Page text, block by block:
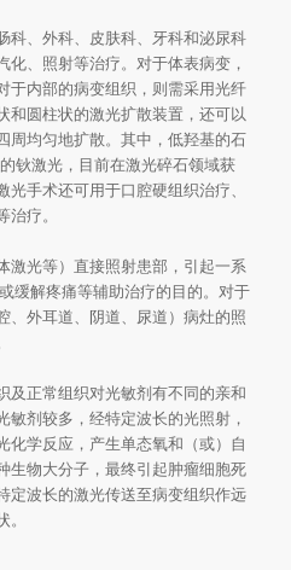
科、外科、皮肤科、牙科和泌尿科
、照射等治疗。对于体表病变，
于内部的病变组织，则需采用光纤
和圆柱状的激光扩散装置，还可以
周均匀地扩散。其中，低羟基的石
钬激光，目前在激光碎石领域获
手术还可用于口腔硬组织治疗、
疗。
激光等）直接照射患部，引起一系
缓解疼痛等辅助治疗的目的。对于
、外耳道、阴道、尿道）病灶的照
及正常组织对光敏剂有不同的亲和
剂较多，经特定波长的光照射，
化学反应，产生单态氧和（或）自
生物大分子，最终引起肿瘤细胞死
定波长的激光传送至病变组织作远